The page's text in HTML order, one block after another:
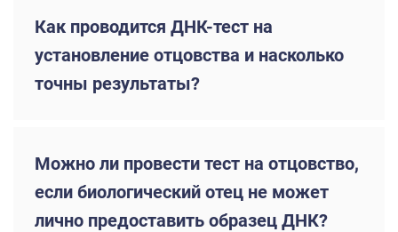
Как проводится ДНК-тест на
установление отцовства и насколько
точны результаты?
Можно ли провести тест на отцовство,
если биологический отец не может
лично предоставить образец ДНК?